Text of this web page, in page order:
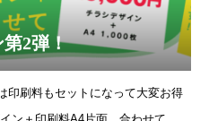
第2弾！
印刷料もセットになって大変お得